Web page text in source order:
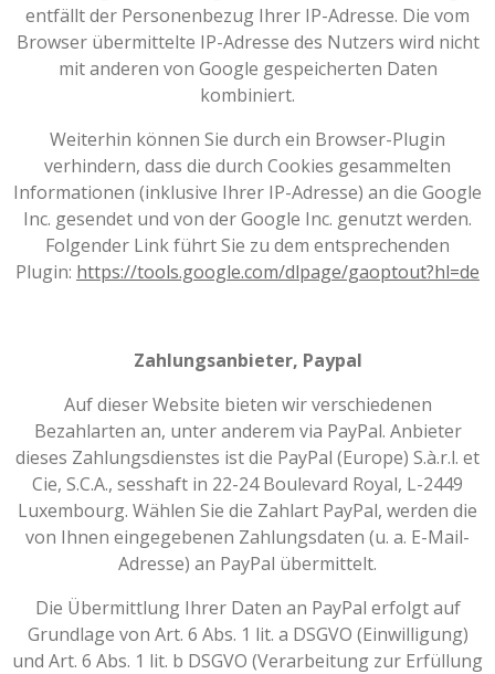
entfällt der Personenbezug Ihrer IP-Adresse. Die vom
Browser übermittelte IP-Adresse des Nutzers wird nicht
mit anderen von Google gespeicherten Daten
kombiniert.
Weiterhin können Sie durch ein Browser-Plugin
verhindern, dass die durch Cookies gesammelten
Informationen (inklusive Ihrer IP-Adresse) an die Google
Inc. gesendet und von der Google Inc. genutzt werden.
Folgender Link führt Sie zu dem entsprechenden
Plugin: https://tools.google.com/dlpage/gaoptout?hl=de
Zahlungsanbieter, Paypal
Auf dieser Website bieten wir verschiedenen
Bezahlarten an, unter anderem via PayPal. Anbieter
dieses Zahlungsdienstes ist die PayPal (Europe) S.à.r.l. et
Cie, S.C.A., sesshaft in 22-24 Boulevard Royal, L-2449
Luxembourg. Wählen Sie die Zahlart PayPal, werden die
von Ihnen eingegebenen Zahlungsdaten (u. a. E-Mail-
Adresse) an PayPal übermittelt.
Die Übermittlung Ihrer Daten an PayPal erfolgt auf
Grundlage von Art. 6 Abs. 1 lit. a DSGVO (Einwilligung)
und Art. 6 Abs. 1 lit. b DSGVO (Verarbeitung zur Erfüllung